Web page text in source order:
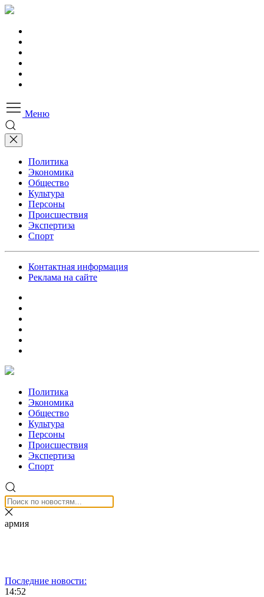
Меню
Политика
Экономика
Общество
Культура
Персоны
Происшествия
Экспертиза
Спорт
Контактная информация
Реклама на сайте
Политика
Экономика
Общество
Культура
Персоны
Происшествия
Экспертиза
Спорт
армия
Последние новости:
14:52